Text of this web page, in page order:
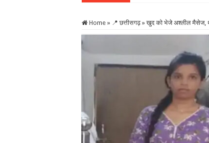
Home » 📍 छत्तीसगढ़ » खुद को भेजे अश्लील मैसेज,